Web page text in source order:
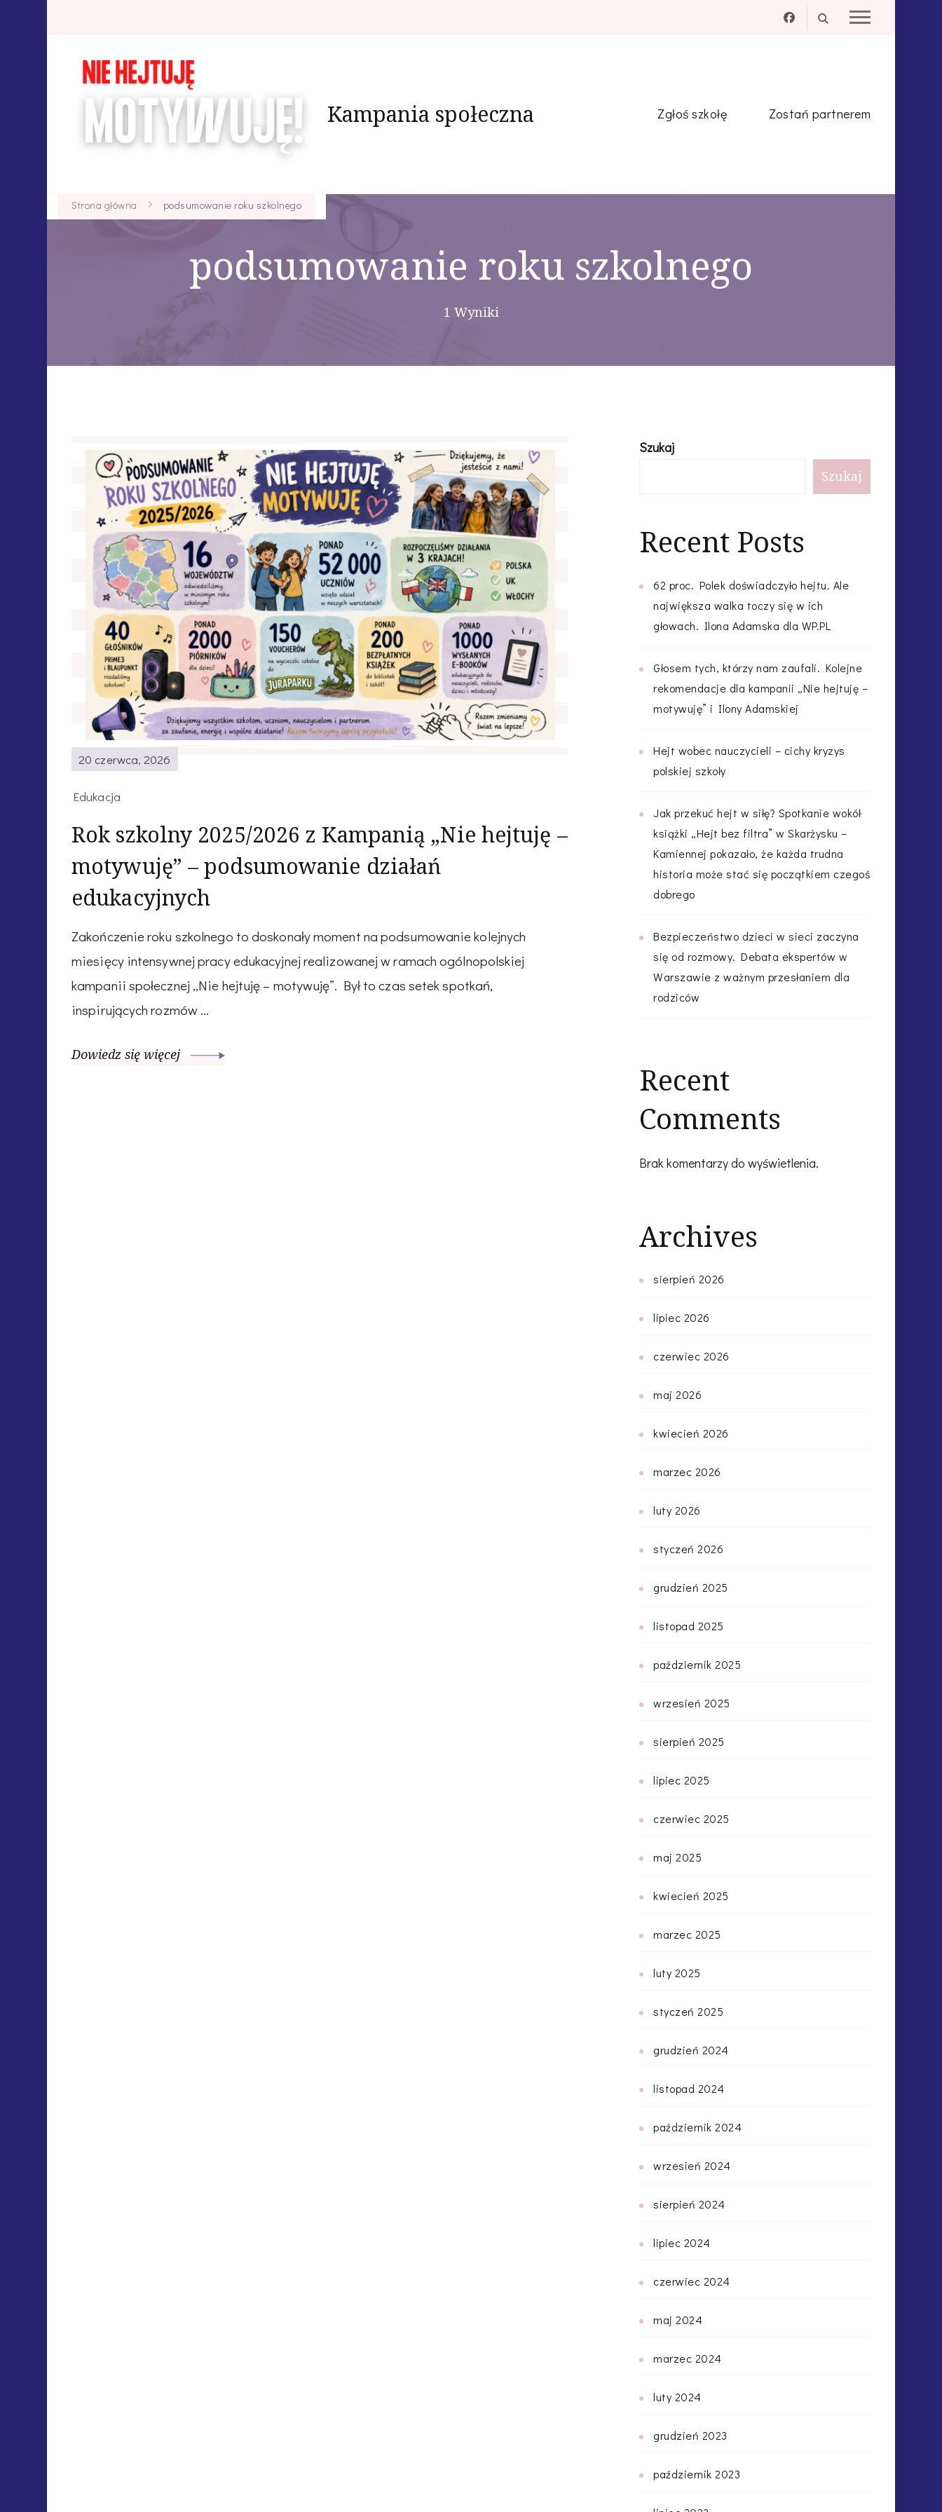
Kampania społeczna Zgłoś szkołę Zostań partnerem
Strona główna podsumowanie roku szkolnego
podsumowanie roku szkolnego
1 Wyniki
20 czerwca, 2026
Edukacja
Rok szkolny 2025/2026 z Kampanią „Nie hejtuję –
motywuję” – podsumowanie działań
edukacyjnych
Zakończenie roku szkolnego to doskonały moment na podsumowanie kolejnych
miesięcy intensywnej pracy edukacyjnej realizowanej w ramach ogólnopolskiej
kampanii społecznej „Nie hejtuję – motywuję”. Był to czas setek spotkań,
inspirujących rozmów …
Dowiedz się więcej
Szukaj
Szukaj
Recent Posts
62 proc. Polek doświadczyło hejtu. Ale
największa walka toczy się w ich
głowach. Ilona Adamska dla WP.PL
Głosem tych, którzy nam zaufali. Kolejne
rekomendacje dla kampanii „Nie hejtuję –
motywuję” i Ilony Adamskiej
Hejt wobec nauczycieli – cichy kryzys
polskiej szkoły
Jak przekuć hejt w siłę? Spotkanie wokół
książki „Hejt bez filtra” w Skarżysku –
Kamiennej pokazało, że każda trudna
historia może stać się początkiem czegoś
dobrego
Bezpieczeństwo dzieci w sieci zaczyna
się od rozmowy. Debata ekspertów w
Warszawie z ważnym przesłaniem dla
rodziców
Recent
Comments
Brak komentarzy do wyświetlenia.
Archives
sierpień 2026
lipiec 2026
czerwiec 2026
maj 2026
kwiecień 2026
marzec 2026
luty 2026
styczeń 2026
grudzień 2025
listopad 2025
październik 2025
wrzesień 2025
sierpień 2025
lipiec 2025
czerwiec 2025
maj 2025
kwiecień 2025
marzec 2025
luty 2025
styczeń 2025
grudzień 2024
listopad 2024
październik 2024
wrzesień 2024
sierpień 2024
lipiec 2024
czerwiec 2024
maj 2024
marzec 2024
luty 2024
grudzień 2023
październik 2023